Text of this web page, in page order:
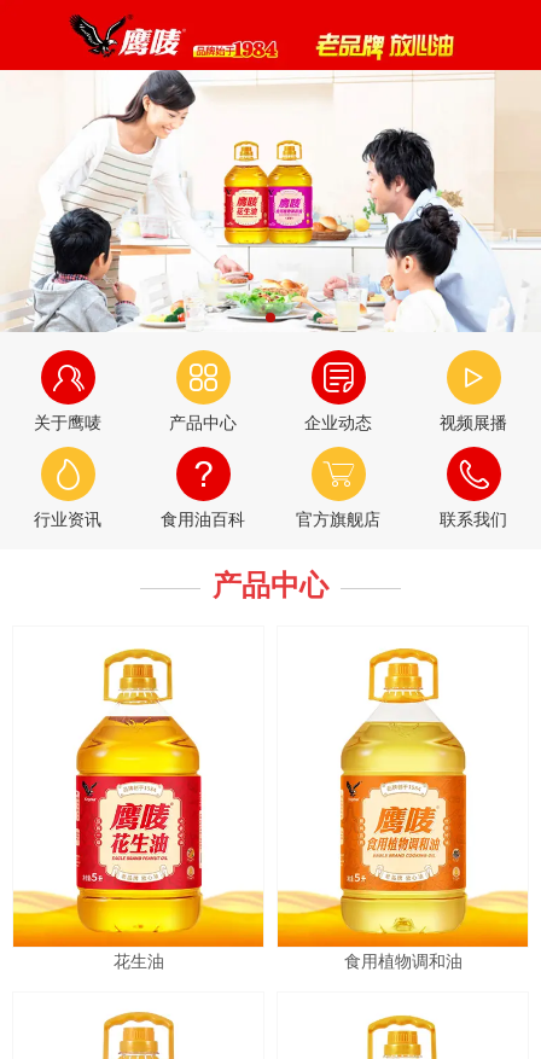
关于鹰唛 产品中心 企业动态 视频展播
行业资讯 食用油百科 官方旗舰店 联系我们
产品中心
花生油 食用植物调和油